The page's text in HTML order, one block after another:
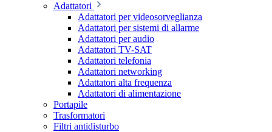
Adattatori
Adattatori per videosorveglianza
Adattatori per sistemi di allarme
Adattatori per audio
Adattatori TV-SAT
Adattatori telefonia
Adattatori networking
Adattatori alta frequenza
Adattatori di alimentazione
Portapile
Trasformatori
Filtri antidisturbo